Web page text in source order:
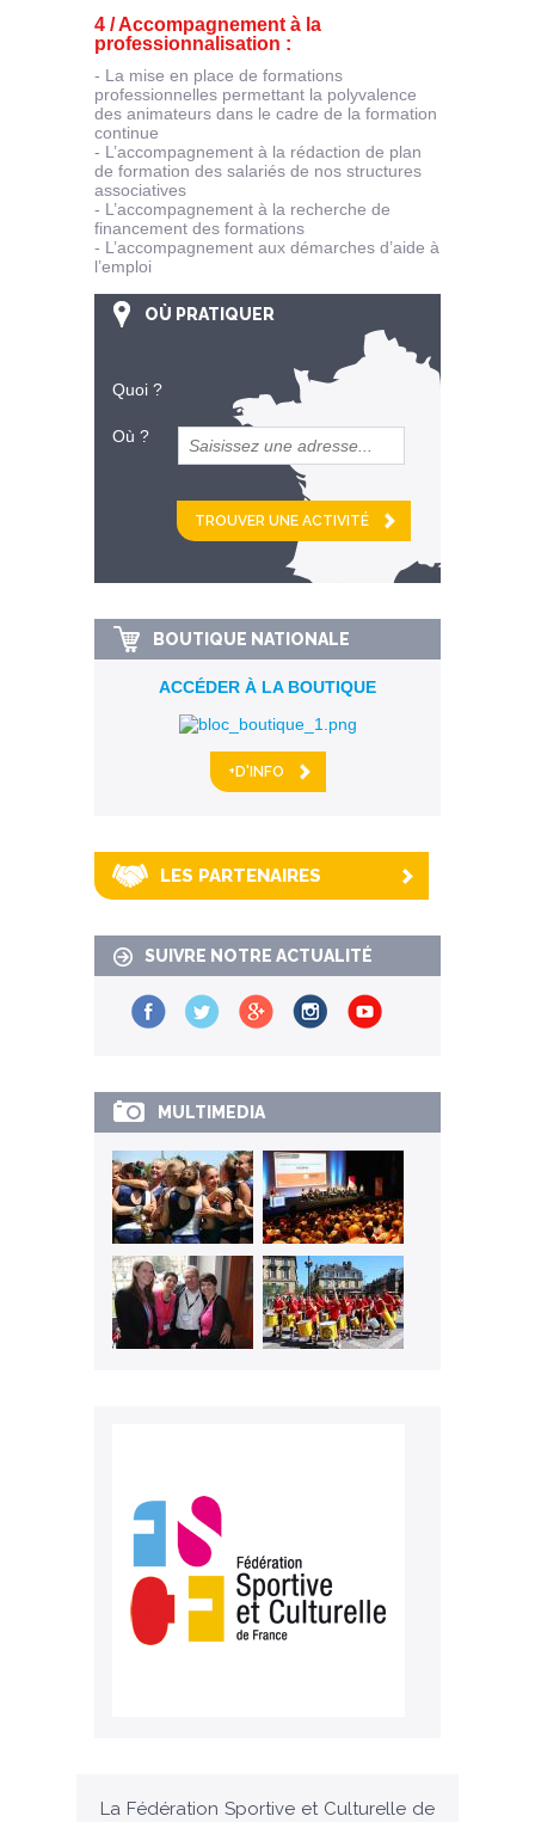
4 / Accompagnement à la
professionnalisation :
- La mise en place de formations
professionnelles permettant la polyvalence
des animateurs dans le cadre de la formation
continue
- L’accompagnement à la rédaction de plan
de formation des salariés de nos structures
associatives
- L’accompagnement à la recherche de
financement des formations
- L’accompagnement aux démarches d’aide à
l’emploi
OÙ PRATIQUER
Quoi ?
Où ?
et
km alentour
BOUTIQUE NATIONALE
ACCÉDER À LA BOUTIQUE
+D'INFO
LES PARTENAIRES
SUIVRE NOTRE ACTUALITÉ
MULTIMEDIA
La Fédération Sportive et Culturelle de